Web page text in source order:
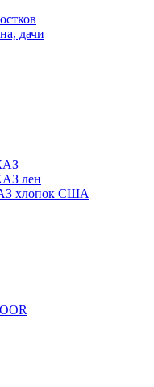
дачи
лен
хлопок США